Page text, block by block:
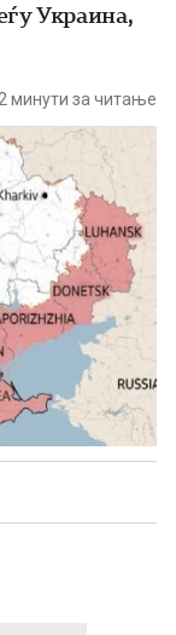
Украина,
2 минути за читање